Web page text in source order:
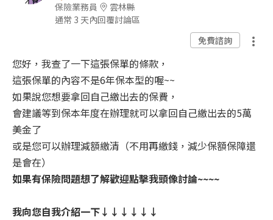
保險業務員
雲林縣
通常 3 天內回覆討論區
免費諮詢
您好，我查了一下這張保單的條款，
這張保單的內容不是6年保本型的喔~~
如果說您想要拿回自己繳出去的保費，
會建議等到保本年度在辦理就可以拿回自己繳出去的5萬
美金了
或是您可以辦理減額繳清（不用再繳錢，減少保額保障還
是會在）
如果有保險問題想了解歡迎點擊我頭像討論~~~~
我向您自我介紹一下↓↓↓↓↓↓